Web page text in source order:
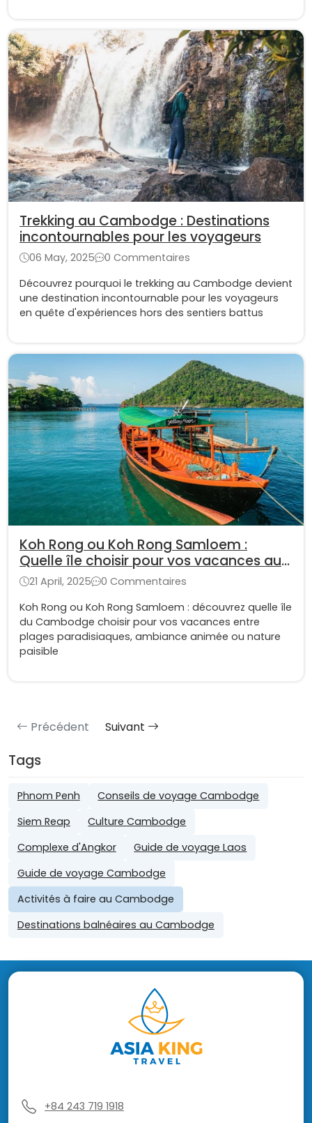
Tags
Phnom Penh
Conseils de voyage Cambodge
Siem Reap
Culture Cambodge
Complexe d'Angkor
Guide de voyage Laos
Guide de voyage Cambodge
Activités à faire au Cambodge
Destinations balnéaires au Cambodge
Trekking au Cambodge : Destinations
incontournables pour les voyageurs
06 May, 2025
0 Commentaires
Découvrez pourquoi le trekking au Cambodge devient
une destination incontournable pour les voyageurs
en quête d'expériences hors des sentiers battus
Koh Rong ou Koh Rong Samloem :
Quelle île choisir pour vos vacances au
Cambodge ?
21 April, 2025
0 Commentaires
Koh Rong ou Koh Rong Samloem : découvrez quelle île
du Cambodge choisir pour vos vacances entre
plages paradisiaques, ambiance animée ou nature
paisible
Précédent Suivant
+84 243 719 1918